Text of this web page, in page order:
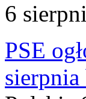
6
PSE
sierpnia